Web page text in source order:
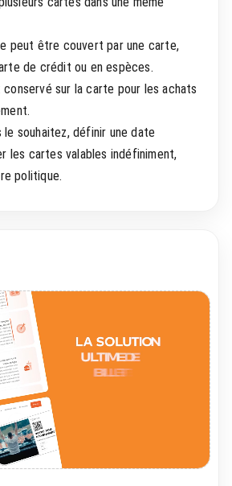
peut être couvert par une carte,
de crédit ou en espèces.
sur la carte pour les achats
le souhaitez, définir une date
les cartes valables indéfiniment,
politique.